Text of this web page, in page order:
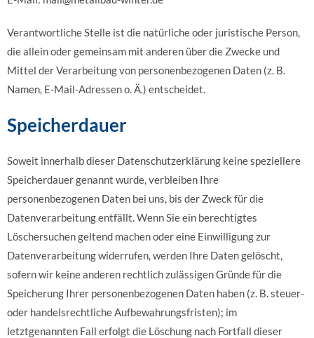
Verantwortliche Stelle ist die natürliche oder juristische Person,
die allein oder gemeinsam mit anderen über die Zwecke und
Mittel der Verarbeitung von personenbezogenen Daten (z. B.
Namen, E-Mail-Adressen o. Ä.) entscheidet.
Speicherdauer
Soweit innerhalb dieser Datenschutzerklärung keine speziellere
Speicherdauer genannt wurde, verbleiben Ihre
personenbezogenen Daten bei uns, bis der Zweck für die
Datenverarbeitung entfällt. Wenn Sie ein berechtigtes
Löschersuchen geltend machen oder eine Einwilligung zur
Datenverarbeitung widerrufen, werden Ihre Daten gelöscht,
sofern wir keine anderen rechtlich zulässigen Gründe für die
Speicherung Ihrer personenbezogenen Daten haben (z. B. steuer-
oder handelsrechtliche Aufbewahrungsfristen); im
letztgenannten Fall erfolgt die Löschung nach Fortfall dieser